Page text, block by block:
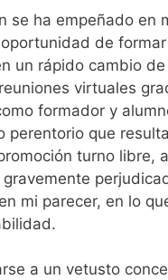
se ha empeñado en
de
un rápido cambio
virtuales
formador y
que
turno libre,
mi parecer, en lo
a un vetusto